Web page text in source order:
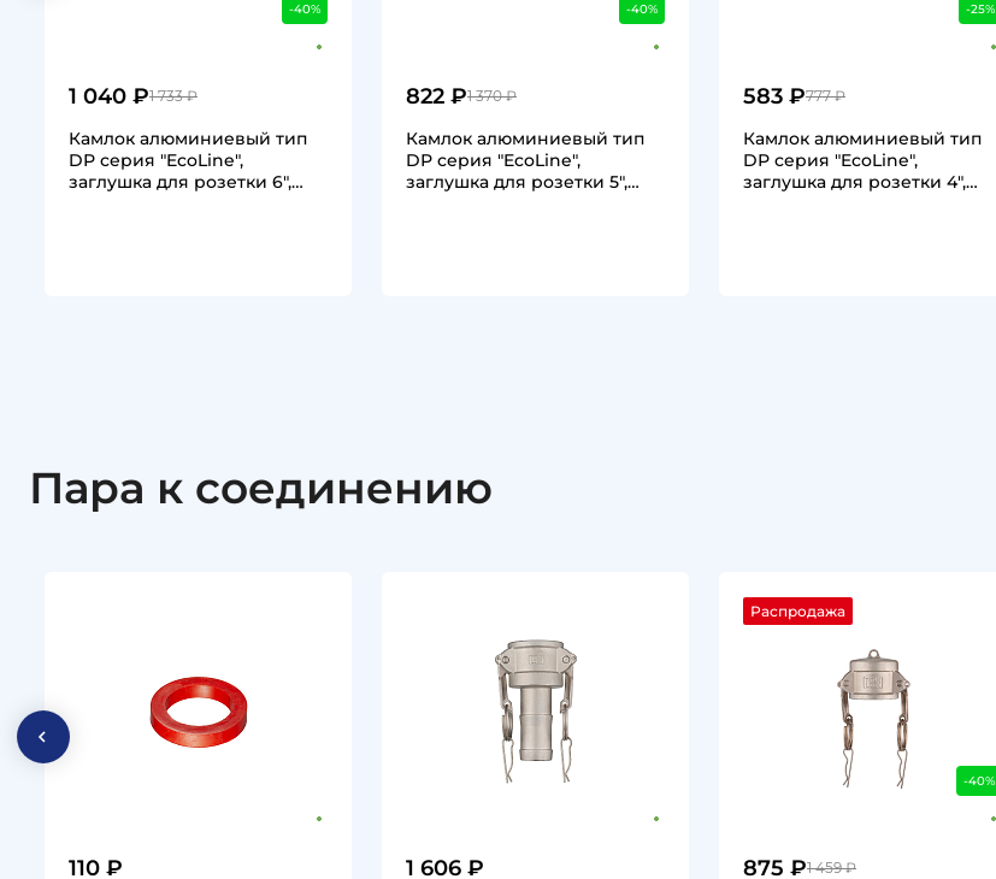
-40%
1 733 ₽
1 040 ₽
Камлок алюминиевый тип
DР серия "EcoLine",
заглушка для розетки 6",
-40%
1 370 ₽
822 ₽
Камлок алюминиевый тип
DР серия "EcoLine",
заглушка для розетки 5",
-25%
777 ₽
583 ₽
Камлок алюминиевый тип
DР серия "EcoLine",
заглушка для розетки 4",
Пара к соединению
110 ₽ 1 606 ₽
Распродажа
-40%
1 459 ₽
875 ₽